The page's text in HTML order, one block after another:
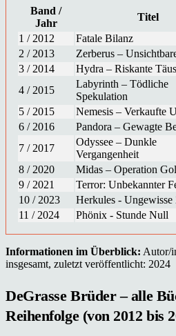
Band /
Jahr
Titel
1 / 2012
Fatale Bilanz
2 / 2013
Zerberus –
3 / 2014
Hydra – Riskante
4 / 2015
Labyrinth – Tödliche
Spekulation
5 / 2015
Nemesis – Verkaufte
6 / 2016
Pandora – Gewagte
7 / 2017
Odyssee – Dunkle
Vergangenheit
8 / 2020
Midas – Operation
9 / 2021
Terror: Unbekannter
10 / 2023
Herkules -
11 / 2024
Phönix - Stunde Null
Informationen im Überblick: Autor/
insgesamt, zuletzt veröffentlicht: 2024
DeGrasse Brüder – alle
Reihenfolge (von 2012 bis